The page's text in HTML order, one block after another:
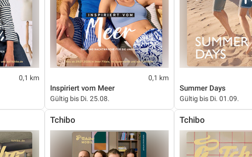
0,1 km 0,1 km
Inspiriert vom Meer
Gültig bis Di. 25.08.
Summer Days
Gültig bis Di. 01.09.
Tchibo Tchibo